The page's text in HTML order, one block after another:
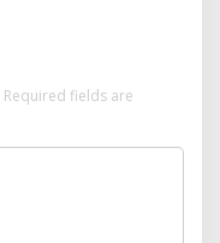
Required fields are